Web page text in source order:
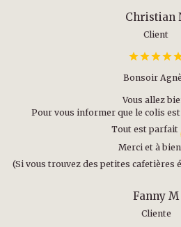
Christian
Client
Bonsoir
Vous allez
Pour vous informer que le colis
Tout est parfait
Merci et à
(Si vous trouvez des petites cafetières
Fanny M
Cliente